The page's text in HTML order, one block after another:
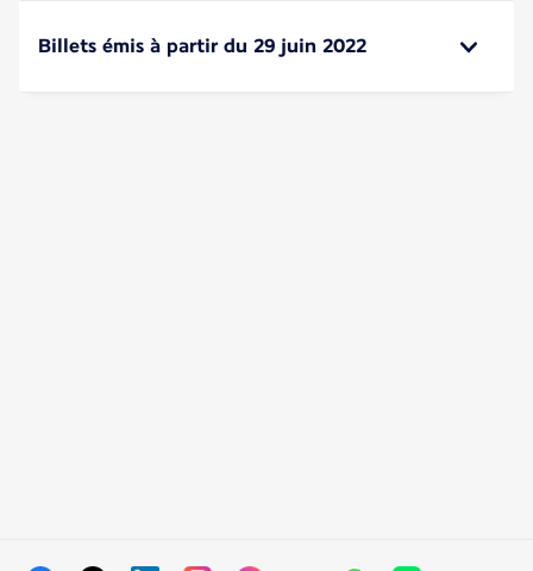
Billets émis à partir du 29 juin 2022